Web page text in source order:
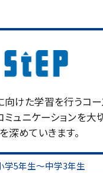
けた学習を行うコー
ュニケーションを大
深めていきます。
学5年生～中学3年生